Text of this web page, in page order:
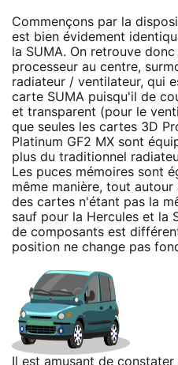
Commençons par la
est bien évidement
la SUMA. On retrouve
processeur au centre,
radiateur / ventilateur, qui
carte SUMA puisqu'il de
et transparent (pour le
que seules les cartes 3D
Platinum GF2 MX sont
plus du traditionnel
Les puces mémoires sont
même manière, tout
des cartes n'étant pas la
sauf pour la Hercules et la
de composants est
position ne change pas
Il est amusant de